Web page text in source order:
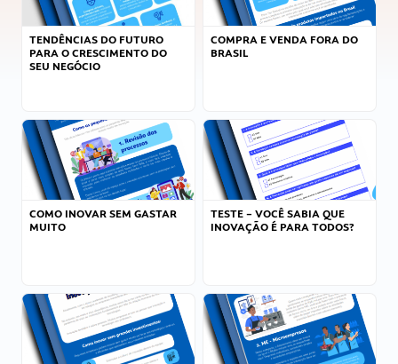
TENDÊNCIAS DO FUTURO
PARA O CRESCIMENTO DO
SEU NEGÓCIO
COMPRA E VENDA FORA DO
BRASIL
COMO INOVAR SEM GASTAR
MUITO
TESTE – VOCÊ SABIA QUE
INOVAÇÃO É PARA TODOS?